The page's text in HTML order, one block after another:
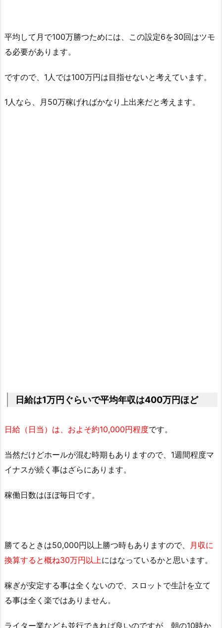
平均して月で100万勝つためには、この設定6を30回はツモ
る必要があります。
ですので、1人では100万円は目指せないと考えています。
1人なら、月50万稼げればかなり上出来だと考えます。
日給は1万円ぐらいで平均年収は400万円ほど
日給（日当）は、およそ約10,000円程度です。
当然だけどホールが混む時期もありますので、1週間程度マ
イナスが続く事はざらにあります。
稼働日数はほぼ毎日です。
勝てるときは50,000円以上勝つ時もありますので、 月収に
換算すると概ね30万円以上にはなっているかと思います。
稼ぎが安定する事は全くないので、スロットで生計を立て
る事は全く楽ではありません。
ライター業なども並行できれば良いのですが、朝の10時か